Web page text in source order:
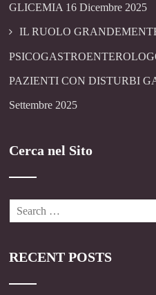
GLICEMIA 16 Dicembre 2025
IL RUOLO
PAZIENTI CON DISTURBI
Settembre 2025
Cerca nel Sito
RECENT POSTS